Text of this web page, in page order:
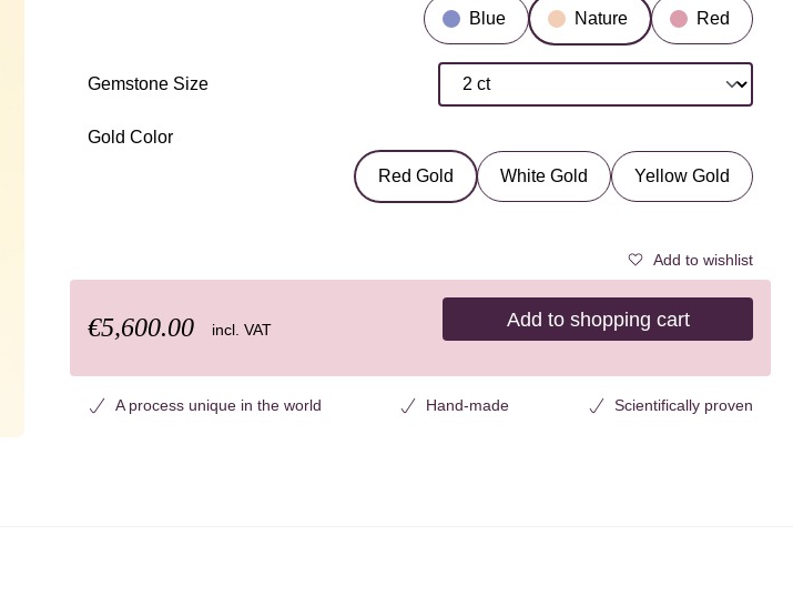
Blue Nature Red
Select
Gemstone Size
Select
Gold Color
Red Gold White Gold Yellow Gold
Add to wishlist
€5,600.00 incl. VAT Add to shopping cart
A process unique in the world Hand-made Scientifically proven